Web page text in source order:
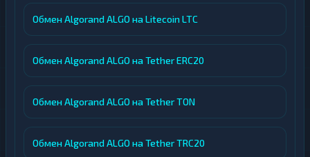
Обмен Algorand ALGO на Litecoin LTC
Обмен Algorand ALGO на Tether ERC20
Обмен Algorand ALGO на Tether TON
Обмен Algorand ALGO на Tether TRC20